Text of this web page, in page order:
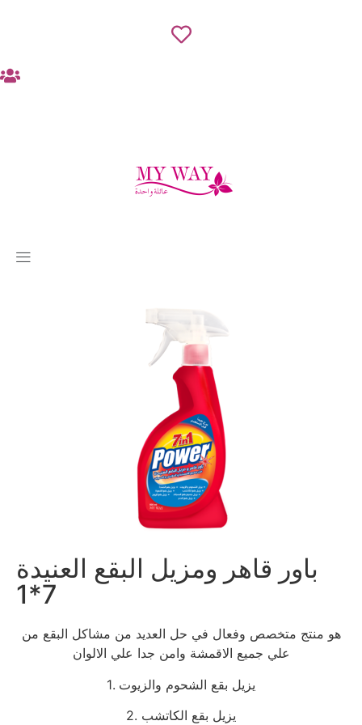
باور قاهر ومزيل البقع العنيدة
7*1
هو منتج متخصص وفعال في حل العديد من مشاكل البقع من
علي جميع الاقمشة وامن جدا علي الالوان
1. يزيل بقع الشحوم والزيوت
2. يزيل بقع الكاتشب